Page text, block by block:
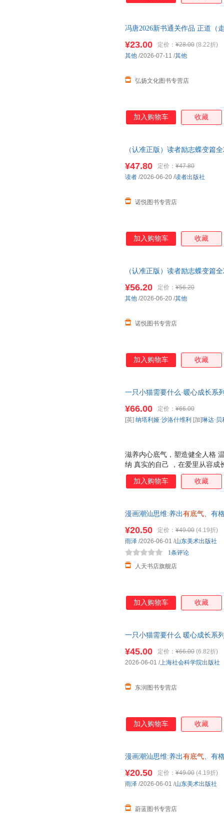
冯唐2026新书通关作品 正道（
¥23.00 定价： ¥28.00 (8.22折)
弘扬文化图书专营店
其他 /2026-07-11 /其他
加入购物车 收藏
（认准正版）读者励志蝶变篇
¥47.80 定价： ¥47.80
诺悦图书专营店
读者 /2026-06-20 /读者出版社
加入购物车 收藏
（认准正版）读者励志蝶变篇
¥56.20 定价： ¥56.20
诺悦图书专营店
其他 /2026-06-20 /其他
加入购物车 收藏
一只小猫需要什么·暖心成长系
底气、有善意、有力量的人！
滋养内心底气，塑造健全人格
纳 真实的自己 ，在爱里从容成
好品格。 毛 茸茸 治愈 风 大师
情创作，软糯毛绒质感画风治
陪伴、人际边界、彼此尊重、
会孩子读懂自身情绪、勇敢表
就、委屈内耗，从容自在
¥66.00 定价： ¥66.00
[英] 纳塔利娅·沙洛什维利 [加]琳达·贝
加入购物车 收藏
漫画潮汕思维:养出有底气、有
¥20.50 定价： ¥49.00 (4.19折)
人天书店旗舰店
1条评论
雨泽 /2026-06-01 /山东美术出版社
加入购物车 收藏
一只小猫需要什么 暖心成长系
¥45.00 定价： ¥66.00 (6.82折)
东润图书专营店
2026-06-01 /上海社会科学院出版社
加入购物车 收藏
漫画潮汕思维:养出有底气、有
¥20.50 定价： ¥49.00 (4.19折)
蔚蓝图书专营店
雨泽 /2026-06-01 /山东美术出版社